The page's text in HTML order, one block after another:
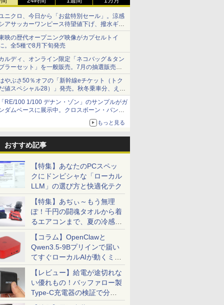
ニクロ、今日から「お盆特別セール」。涼感
アサッカーワンピース待望値下げ、撥水ギア
ョーツは1990円に
映の歴代オープニング映像がカプセルトイ
。全5種で8月下旬発売
ルディ、オンライン限定「ネコバッグ＆タン
ラーセット」を一般販売。7月の抽選販売の
選無効分
やぶさ50％オフの「新幹線eチケット（トク
値スペシャル28）」発売。秋冬乗車分、えき
っと限定
RE/100 1/100 デナン・ゾン」のサンプルがガ
ダムベースに展示中。クロスボーン・バンガ
ドの制式量産機が間もなく発送【ガンダムベ
もっと見る
おすすめ記事
【特集】あなたのPCスペッ
クにドンピシャな「ローカル
LLM」の選び方と快適化テク
【特集】あぢぃ～もう無理
ぽ！千円の闘魂タオルから着
るエアコンまで、夏の冷感グ
ッズ一挙紹介
【コラム】OpenClawと
Qwen3.5-9Bプリインで届い
てすぐローカルAIが動くミニ
PC「SER9 Pro」
【レビュー】給電が途切れな
い優れもの！バッファロー製
Type-C充電器の検証で分か
ったこと